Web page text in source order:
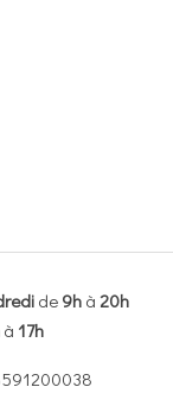
de 9h à 20h
à 17h